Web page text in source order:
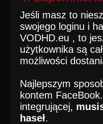
Jeśli masz to
swojego loginu i
VODHD.eu , to
użytkownika są
możliwości
Najlepszym
kontem
integrującej,
haseł.